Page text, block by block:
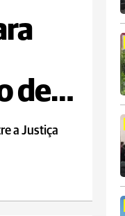
de
a Justiça